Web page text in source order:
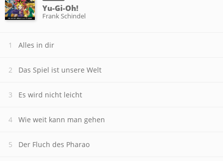
Yu-Gi-Oh!
Frank Schindel
Alles in dir
Das Spiel ist unsere Welt
Es wird nicht leicht
Wie weit kann man gehen
Der Fluch des Pharao